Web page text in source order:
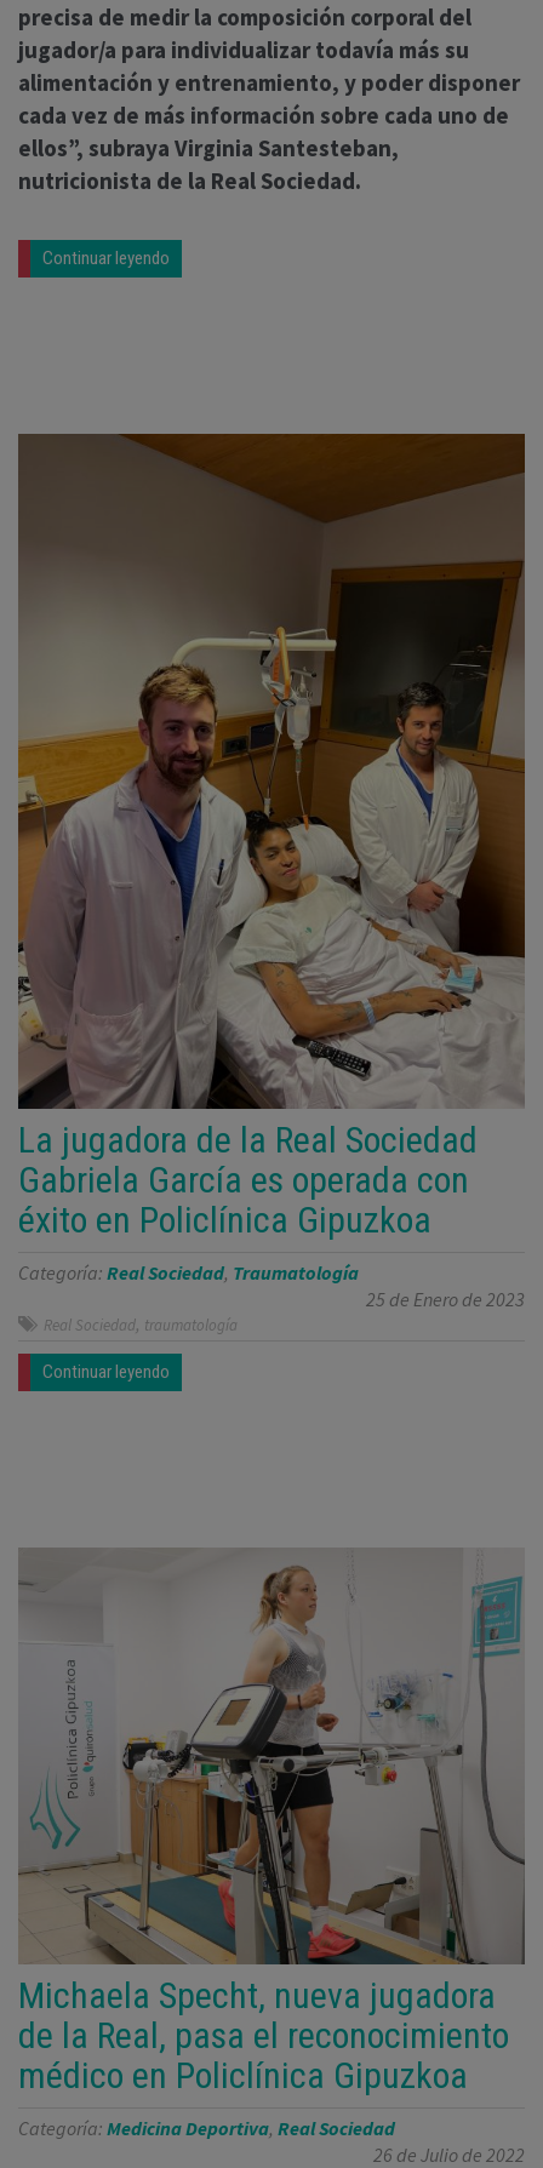
precisa de medir la composición corporal del
jugador/a para individualizar todavía más su
alimentación y entrenamiento, y poder disponer
cada vez de más información sobre cada uno de
ellos”, subraya Virginia Santesteban,
nutricionista de la Real Sociedad.
Continuar leyendo
La jugadora de la Real Sociedad
Gabriela García es operada con
éxito en Policlínica Gipuzkoa
Categoría: Real Sociedad, Traumatología
25 de Enero de 2023
Real Sociedad, traumatología
Continuar leyendo
Michaela Specht, nueva jugadora
de la Real, pasa el reconocimiento
médico en Policlínica Gipuzkoa
Categoría: Medicina Deportiva, Real Sociedad
26 de Julio de 2022